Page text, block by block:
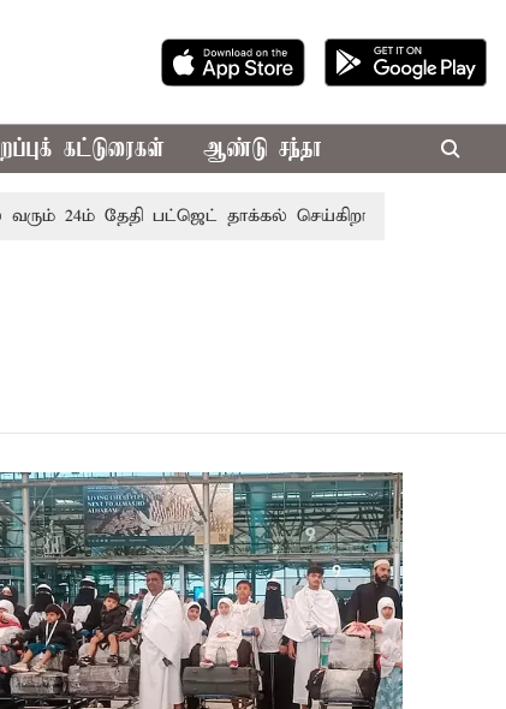
கட்டுரைகள் ஆண்டு சந்தா
24ம் தேதி பட்ஜெட் தாக்கல் செய்கிறார் முதல்-அமைச்சர்